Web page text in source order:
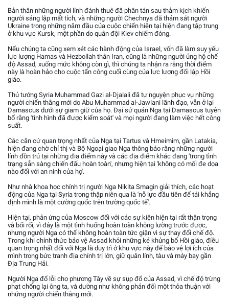
Bản thân những người lính đánh thuê đã phân tán sau thảm kịch khiến
người sáng lập mất tích, và những người Chechnya đã thảm sát người
Ukraine trong những năm đầu của cuộc chiến hiện tại hiện đang tập trung
ở khu vực Kursk, một phần do quân đội Kiev chiếm đóng.
Nếu chúng ta cũng xem xét các hành động của Israel, vốn đã làm suy yếu
lực lượng Hamas và Hezbollah thân Iran, cũng là những người ủng hộ chế
độ Assad, xuống mức không còn gì, thì chúng ta nhận ra rằng thời điểm
này là hoàn hảo cho cuộc tấn công cuối cùng của lực lượng đối lập Hồi
giáo.
Thủ tướng Syria Muhammad Gazi al-Djalali đã tự nguyện phục vụ những
người chiến thắng mới do Abu Muhammad al-Jawlani lãnh đạo, vẫn ở lại
Damascus dưới sự giam giữ của họ. Đại sứ quán Nga tại Damascus tuyên
bố rằng 'tình hình đã được kiểm soát' và mọi người đang làm việc hết công
suất.
Các căn cứ quan trọng nhất của Nga tại Tartus và Hmeimim, gần Latakia,
hiện đang chờ chỉ thị và Bộ Ngoại giao Nga thông báo rằng những người
lính đồn trú tại những địa điểm này và các địa điểm khác đang 'trong tình
trạng sẵn sàng chiến đấu hoàn toàn', nhưng hiện tại 'không có mối đe dọa
nào đối với an ninh của họ'.
Như nhà khoa học chính trị người Nga Nikita Smagin giải thích, các hoạt
động của Nga tại Syria trong thập niên qua là 'nỗ lực đầu tiên để tái khẳng
định mình là một cường quốc trên trường quốc tế'.
Hiện tại, phản ứng của Moscow đối với các sự kiện hiện tại rất thận trọng
và bối rối, vì đây là một tình huống hoàn toàn không lường trước được,
nhưng người Nga có thể không hoàn toàn tức giận vì sự thay đổi chế độ.
Trong khi chính thức bảo vệ Assad khỏi những kẻ khủng bố Hồi giáo, điều
quan trọng nhất đối với Nga là duy trì ở khu vực này để bảo vệ lợi ích của
mình trong bức tranh địa chính trị lớn, giữ quân lính, tàu và máy bay gần
Địa Trung Hải.
Người Nga đổ lỗi cho phương Tây về sự sụp đổ của Assad, vì chế độ trừng
phạt chống lại ông ta, và dường như không phản đối một thỏa thuận với
những người chiến thắng mới.